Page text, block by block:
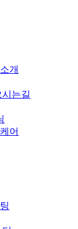
개
는길
어